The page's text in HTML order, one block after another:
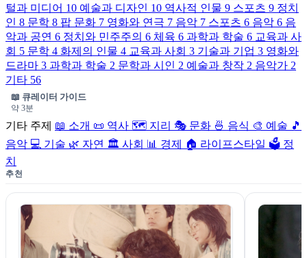
털과 미디어 10 예술과 디자인 10 역사적 인물 9 스포츠 9 정치
인 8 문학 8 팝 문화 7 영화와 연극 7 음악 7 스포츠 6 음악 6 음
악과 공연 6 정치와 민주주의 6 체육 6 과학과 학술 6 교육과 사
회 5 문학 4 화제의 인물 4 교육과 사회 3 기술과 기업 3 영화와
드라마 3 과학과 학술 2 문학과 시인 2 예술과 창작 2 음악가 2
기타 56
📖 큐레이터 가이드
약 3분
기타 주제 📖 소개 📜 역사 🗺️ 지리 🎭 문화 🍜 음식 🎨 예술 🎵
음악 💻 기술 🌿 자연 🏛️ 사회 📊 경제 🏠 라이프스타일 🗳️ 정
치
추천